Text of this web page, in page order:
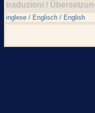
traduzioni /
inglese / Englisch / English